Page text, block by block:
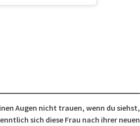
Augen nicht trauen, wenn du siehst,
sich diese Frau nach ihrer neuen